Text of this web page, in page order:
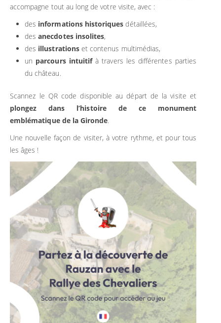
accompagne tout au long de votre visite, avec :
des informations historiques détaillées,
desanecdotes insolites,
des illustrationset contenus multimédias,
un parcours intuitifà travers les différentes parties
du château.
Scannez le QR code disponible au départ de la visite et
plongez dans l’histoire de ce monument
emblématique de la Gironde.
Une nouvelle façon de visiter, à votre rythme, et pour tous
les âges !